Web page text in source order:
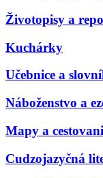
Životopisy a
Kuchárky
Učebnice a
Náboženstvo a
Mapy a
Cudzojazyčná